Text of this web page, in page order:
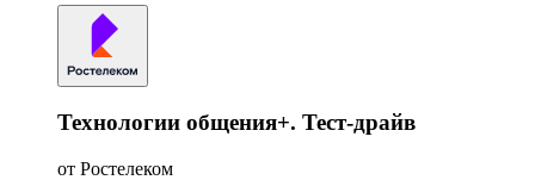
Технологии общения+. Тест-драйв
от Ростелеком